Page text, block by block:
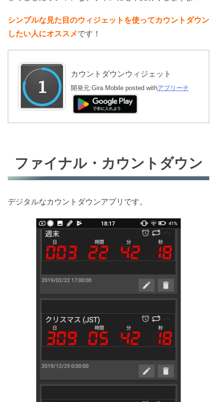
シンプルな見た目のウィジェットを使ってカウントダウン
したい人にオススメです！
カウントダウンウィジェット
開発元:Gira Mobile posted withアプリーチ
ファイナル・カウントダウン
デジタルなカウントダウンアプリです。